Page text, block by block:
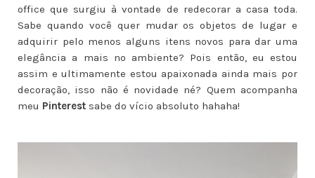
office que surgiu à vontade de redecorar a casa toda.
Sabe quando você quer mudar os objetos de lugar e
adquirir pelo menos alguns itens novos para dar uma
elegância a mais no ambiente? Pois então, eu estou
assim e ultimamente estou apaixonada ainda mais por
decoração, isso não é novidade né? Quem acompanha
meu Pinterest sabe do vício absoluto hahaha!